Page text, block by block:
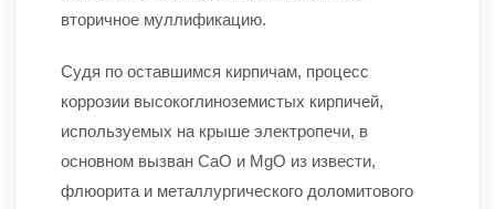
вторичное муллификацию.
Судя по оставшимся кирпичам, процесс
коррозии высокоглиноземистых кирпичей,
используемых на крыше электропечи, в
основном вызван CaO и MgO из извести,
флюорита и металлургического доломитового